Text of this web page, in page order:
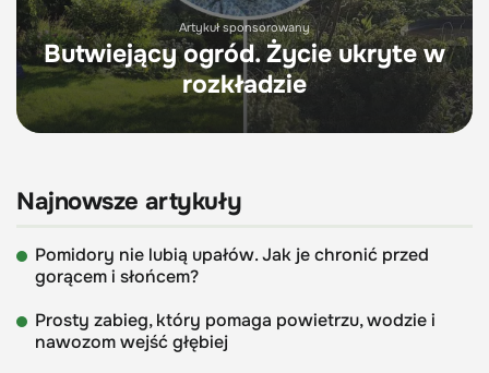
Artykuł sponsorowany
Butwiejący ogród. Życie ukryte w
rozkładzie
Najnowsze artykuły
Pomidory nie lubią upałów. Jak je chronić przed
gorącem i słońcem?
Prosty zabieg, który pomaga powietrzu, wodzie i
nawozom wejść głębiej